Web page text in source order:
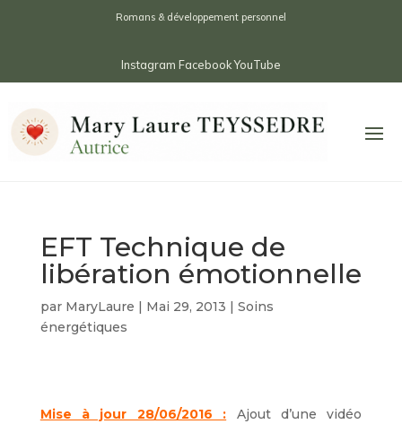
Romans & développement personnel
Instagram FacebookYouTube
EFT Technique de
libération émotionnelle
par MaryLaure | Mai 29, 2013 | Soins
énergétiques
Mise à jour 28/06/2016 : Ajout d’une vidéo